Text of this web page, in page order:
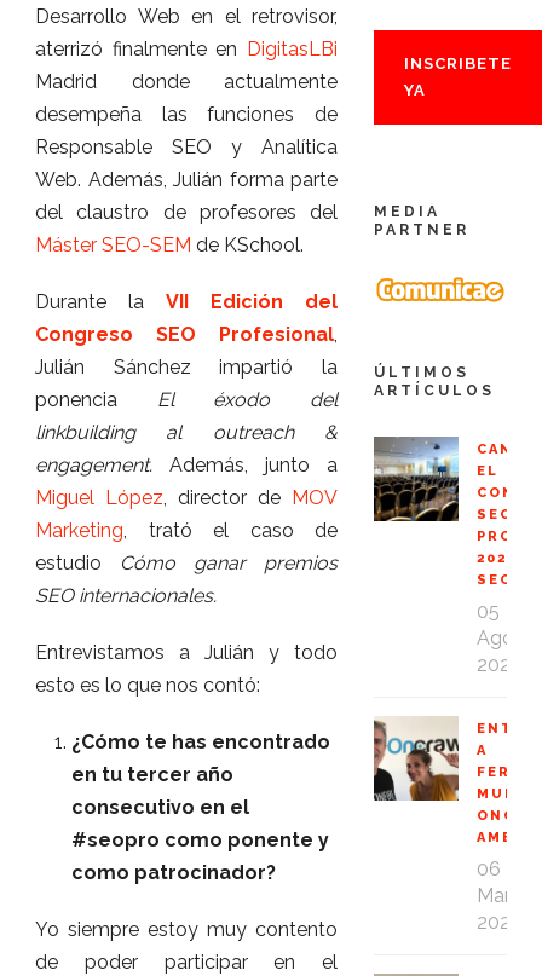
Desarrollo Web en el retrovisor,
aterrizó finalmente en
DigitasLBi
Madrid donde actualmente
desempeña las funciones de
Responsable SEO y Analítica
Web. Además, Julián forma parte
del claustro de profesores del
Máster SEO-SEM de KSchool.
Durante la VII Edición del
Congreso SEO Profesional,
Julián Sánchez impartió la
ponencia El éxodo del
linkbuilding al outreach &
engagement. Además, junto a
Miguel López, director de
MOV
Marketing, trató el caso de
estudio
Cómo ganar premios
SEO internacionales.
Entrevistamos a Julián y todo
esto es lo que nos contó:
¿Cómo te has encontrado
en tu tercer año
consecutivo en el
#seopro como ponente y
como patrocinador?
Yo siempre estoy muy contento
de poder participar en el
INSCRIBETE
YA
MEDIA
PARTNER
ÚLTIMOS
ARTÍCULOS
EL
SEO
2020
05
Ago
2020
A
06
Mar
2020